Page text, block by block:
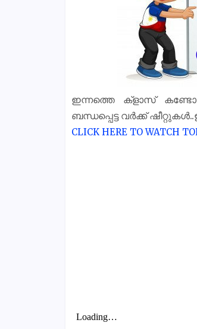
ഇന്നത്തെ ക്‌ളാസ് കണ്ടോ
ബന്ധപ്പെട്ട വർക്ക്
CLICK HERE TO WATCH